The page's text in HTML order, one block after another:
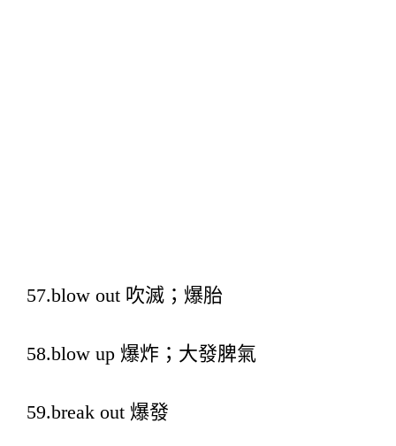
57.blow out 吹滅；爆胎
58.blow up 爆炸；大發脾氣
59.break out 爆發